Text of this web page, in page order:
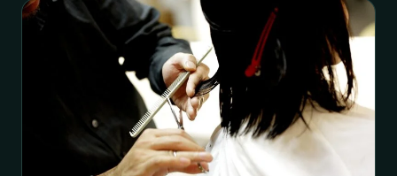
ważne pytania. Sen o podróżowaniu bywa także
odbiciem emocji związanych z przyszłością,
niepewnością i pragnieniem odkrywania tego, co
jeszcze nieznane. W zależności od przebiegu wyprawy,
środka transportu czy towarzyszących Ci osób, taki sen
może odsłaniać Twoje nastawienie do zmian, relacji i
życiowych wyzwań.